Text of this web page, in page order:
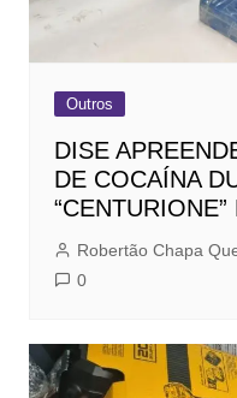
Outros
DISE
DE COCAÍNA
Robertão Chapa
0